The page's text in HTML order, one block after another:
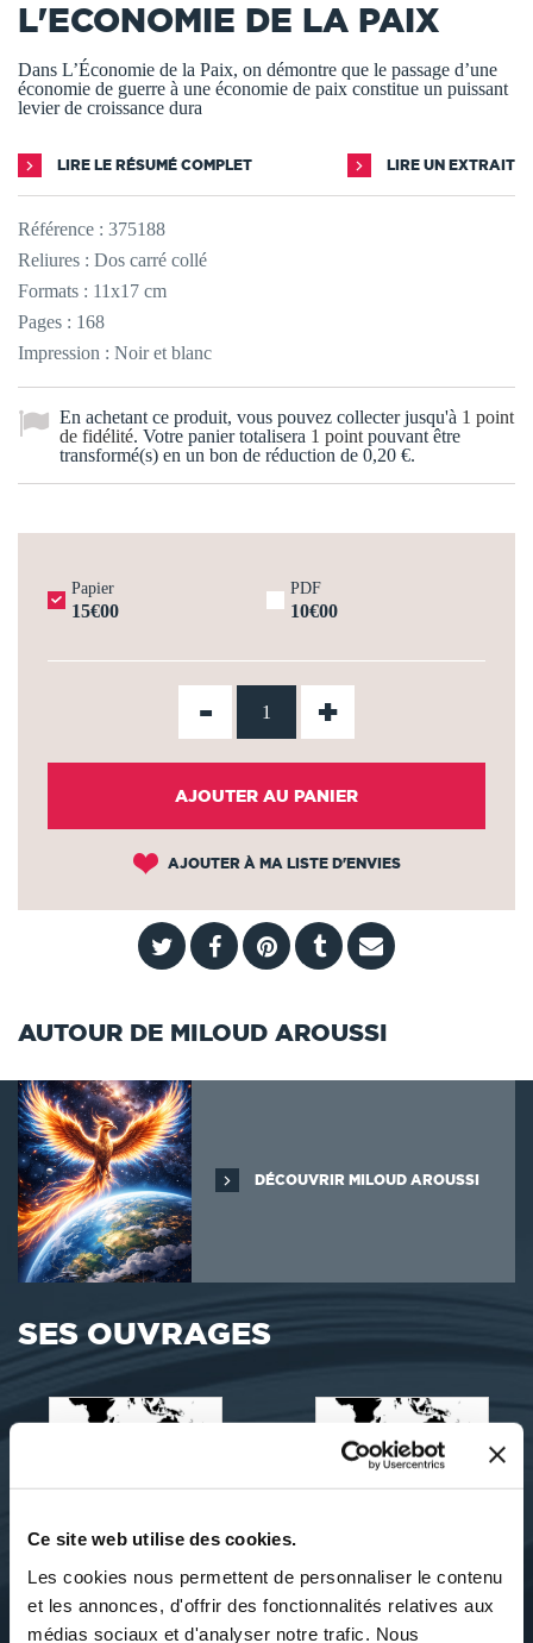
Ce site web utilise des cookies.
Les cookies nous permettent de personnaliser le contenu
et les annonces, d'offrir des fonctionnalités relatives aux
médias sociaux et d'analyser notre trafic. Nous
L'ECONOMIE DE LA PAIX
Dans L’Économie de la Paix, on démontre que le passage d’une
économie de guerre à une économie de paix constitue un puissant
levier de croissance dura
LIRE LE RÉSUMÉ COMPLET LIRE UN EXTRAIT
Référence : 375188
Reliures : Dos carré collé
Formats : 11x17 cm
Pages : 168
Impression : Noir et blanc
En achetant ce produit, vous pouvez collecter jusqu'à 1 point
de fidélité. Votre panier totalisera 1 point pouvant être
transformé(s) en un bon de réduction de 0,20 €.
Papier
15€00
PDF
10€00
- +
AJOUTER AU PANIER
AJOUTER À MA LISTE D'ENVIES
AUTOUR DE MILOUD AROUSSI
DÉCOUVRIR MILOUD AROUSSI
SES OUVRAGES